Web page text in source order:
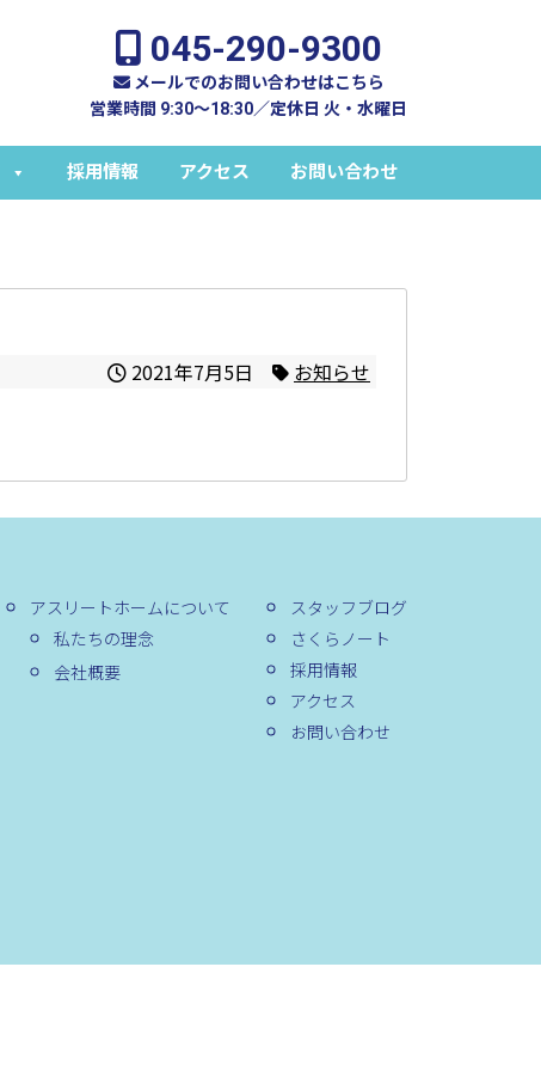
045-290-9300
メールでのお問い合わせはこちら
営業時間 9:30～18:30／定休日 火・水曜日
採用情報 アクセス お問い合わせ
2021年7月5日 お知らせ
アスリートホームについて
私たちの理念
会社概要
スタッフブログ
さくらノート
採用情報
アクセス
お問い合わせ